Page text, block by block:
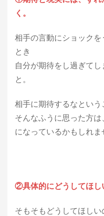
く。
相手の言動にショックを
とき
自分が期待をし過ぎて
と。
相手に期待するなという
そんなふうに思った方
になっているかもしれま
②具体的にどうしてほし
そもそもどうしてほし